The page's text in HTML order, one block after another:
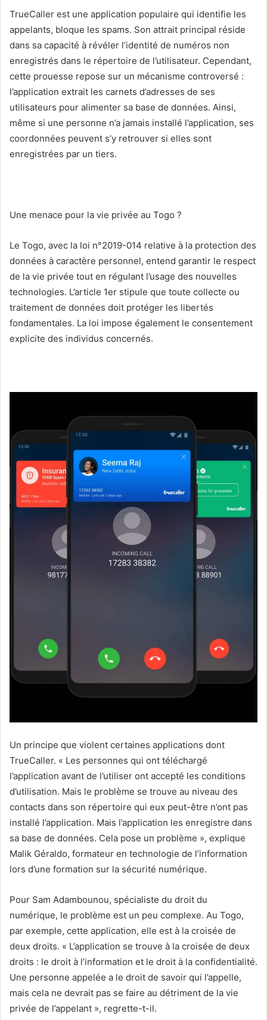
TrueCaller est une application populaire qui identifie les
appelants, bloque les spams. Son attrait principal réside
dans sa capacité à révéler l’identité de numéros non
enregistrés dans le répertoire de l’utilisateur. Cependant,
cette prouesse repose sur un mécanisme controversé :
l’application extrait les carnets d’adresses de ses
utilisateurs pour alimenter sa base de données. Ainsi,
même si une personne n’a jamais installé l’application, ses
coordonnées peuvent s’y retrouver si elles sont
enregistrées par un tiers.
Une menace pour la vie privée au Togo ?
Le Togo, avec la loi n°2019-014 relative à la protection des
données à caractère personnel, entend garantir le respect
de la vie privée tout en régulant l’usage des nouvelles
technologies. L’article 1er stipule que toute collecte ou
traitement de données doit protéger les libertés
fondamentales. La loi impose également le consentement
explicite des individus concernés.
Un principe que violent certaines applications dont
TrueCaller. « Les personnes qui ont téléchargé
l’application avant de l’utiliser ont accepté les conditions
d’utilisation. Mais le problème se trouve au niveau des
contacts dans son répertoire qui eux peut-être n’ont pas
installé l’application. Mais l’application les enregistre dans
sa base de données. Cela pose un problème », explique
Malik Géraldo, formateur en technologie de l’information
lors d’une formation sur la sécurité numérique.
Pour Sam Adambounou, spécialiste du droit du
numérique, le problème est un peu complexe. Au Togo,
par exemple, cette application, elle est à la croisée de
deux droits. « L’application se trouve à la croisée de deux
droits : le droit à l’information et le droit à la confidentialité.
Une personne appelée a le droit de savoir qui l’appelle,
mais cela ne devrait pas se faire au détriment de la vie
privée de l’appelant », regrette-t-il.